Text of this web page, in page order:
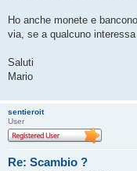
Ho anche monete e
via, se a qualcuno
Saluti
Mario
sentieroit
User
Re: Scambio ?